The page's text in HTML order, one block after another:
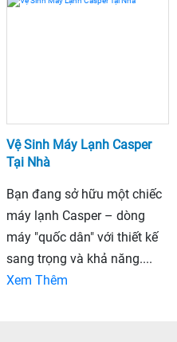
Vệ Sinh Máy Lạnh Casper
Tại Nhà
Bạn đang sở hữu một chiếc
máy lạnh Casper – dòng
máy "quốc dân" với thiết kế
sang trọng và khả năng....
Xem Thêm